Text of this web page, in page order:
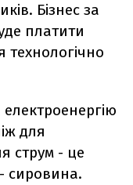
Бізнес за
платити
технологічно
для
струм - це
сировина.